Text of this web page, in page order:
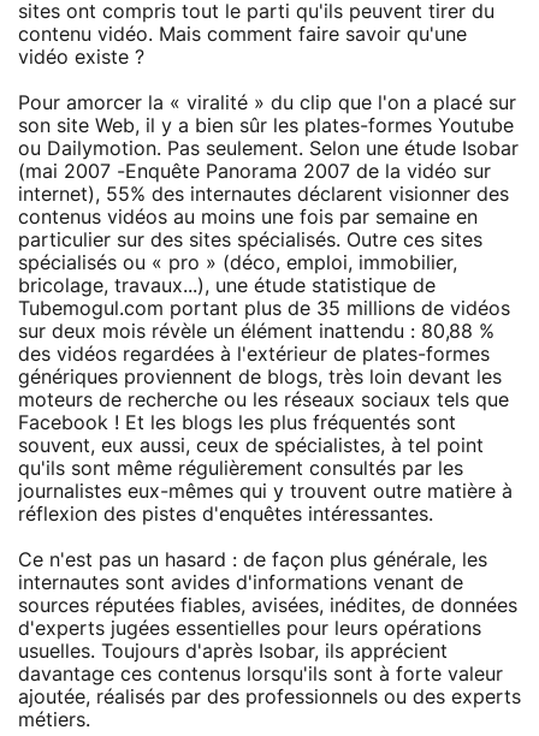
sites ont compris tout le parti qu'ils peuvent tirer du
contenu vidéo. Mais comment faire savoir qu'une
vidéo existe ?
Pour amorcer la « viralité » du clip que l'on a placé sur
son site Web, il y a bien sûr les plates-formes Youtube
ou Dailymotion. Pas seulement. Selon une étude Isobar
(mai 2007 -Enquête Panorama 2007 de la vidéo sur
internet), 55% des internautes déclarent visionner des
contenus vidéos au moins une fois par semaine en
particulier sur des sites spécialisés. Outre ces sites
spécialisés ou « pro » (déco, emploi, immobilier,
bricolage, travaux...), une étude statistique de
Tubemogul.com portant plus de 35 millions de vidéos
sur deux mois révèle un élément inattendu : 80,88 %
des vidéos regardées à l'extérieur de plates-formes
génériques proviennent de blogs, très loin devant les
moteurs de recherche ou les réseaux sociaux tels que
Facebook ! Et les blogs les plus fréquentés sont
souvent, eux aussi, ceux de spécialistes, à tel point
qu'ils sont même régulièrement consultés par les
journalistes eux-mêmes qui y trouvent outre matière à
réflexion des pistes d'enquêtes intéressantes.
Ce n'est pas un hasard : de façon plus générale, les
internautes sont avides d'informations venant de
sources réputées fiables, avisées, inédites, de données
d'experts jugées essentielles pour leurs opérations
usuelles. Toujours d'après Isobar, ils apprécient
davantage ces contenus lorsqu'ils sont à forte valeur
ajoutée, réalisés par des professionnels ou des experts
métiers.